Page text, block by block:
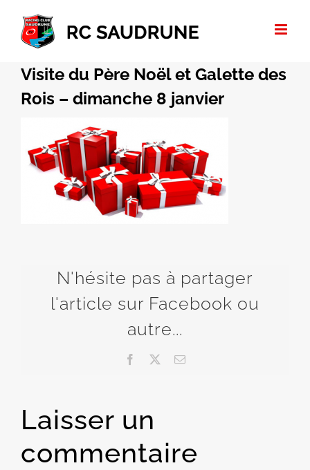
Passer
contenu
Visite du Père Noël et Galette des
Rois – dimanche 8 janvier
N'hésite pas à partager
l'article sur Facebook ou
autre...
Facebook Email
Laisser un
commentaire